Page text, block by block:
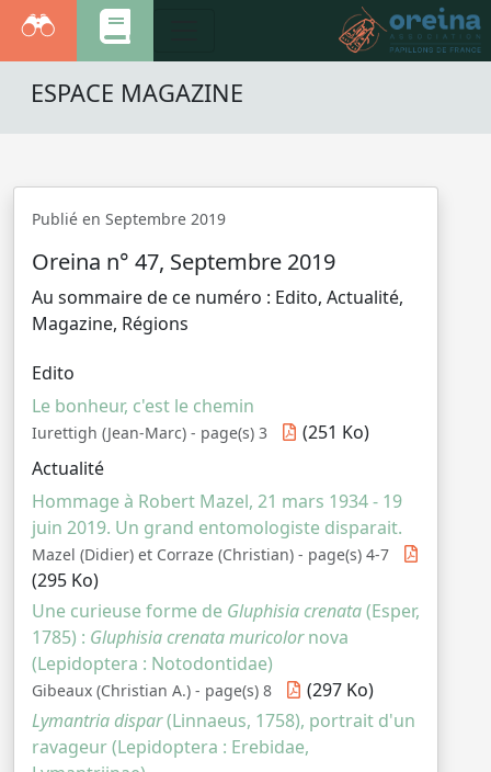
ESPACE MAGAZINE
Publié en Septembre 2019
Oreina n° 47, Septembre 2019
Au sommaire de ce numéro : Edito, Actualité,
Magazine, Régions
Edito
Le bonheur, c'est le chemin
Iurettigh (Jean-Marc) - page(s) 3
(251 Ko)
Actualité
Hommage à Robert Mazel, 21 mars 1934 - 19
juin 2019. Un grand entomologiste disparait.
Mazel (Didier) et Corraze (Christian) - page(s) 4-7
(295 Ko)
Une curieuse forme de Gluphisia crenata(Esper,
1785) : Gluphisia crenata muricolornova
(Lepidoptera : Notodontidae)
Gibeaux (Christian A.) - page(s) 8
(297 Ko)
Lymantria dispar(Linnaeus, 1758), portrait d'un
ravageur (Lepidoptera : Erebidae,